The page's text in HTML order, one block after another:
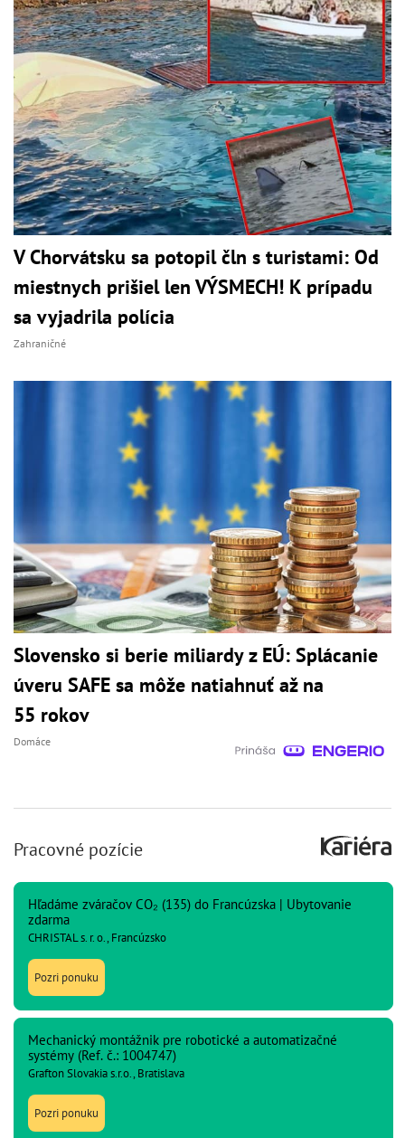
V Chorvátsku sa potopil čln s turistami: Od
miestnych prišiel len VÝSMECH! K prípadu
sa vyjadrila polícia
Zahraničné
Slovensko si berie miliardy z EÚ: Splácanie
úveru SAFE sa môže natiahnuť až na
55 rokov
Domáce
Pracovné pozície
Hľadáme zváračov CO₂ (135) do Francúzska | Ubytovanie
zdarma
CHRISTAL s. r. o., Francúzsko
Pozri ponuku
Mechanický montážnik pre robotické a automatizačné
systémy (Ref. č.: 1004747)
Grafton Slovakia s.r.o., Bratislava
Pozri ponuku